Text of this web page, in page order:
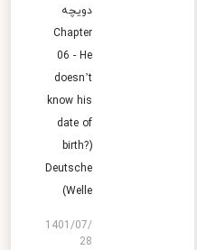
دویچه
Chapter
06 - He
doesn’t
know his
date of
birth?)
Deutsche
Welle)
1401/07/
28